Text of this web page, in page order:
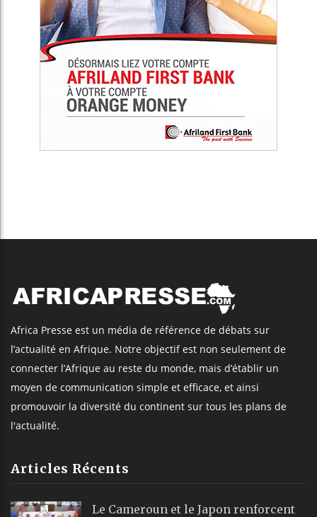
Africa Presse est un média de référence de débats sur
l’actualité en Afrique. Notre objectif est non seulement de
connecter l’Afrique au reste du monde, mais d’établir un
moyen de communication simple et efficace, et ainsi
promouvoir la diversité du continent sur tous les plans de
l'actualité.
Articles Récents
Le Cameroun et le Japon renforcent